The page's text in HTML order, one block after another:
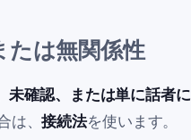
たは無関係性
未確認、または単に話者に
は、接続法を使います。